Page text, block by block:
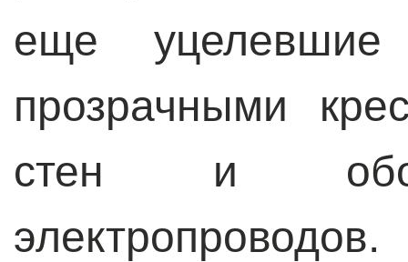
еще
прозрачными
стен и